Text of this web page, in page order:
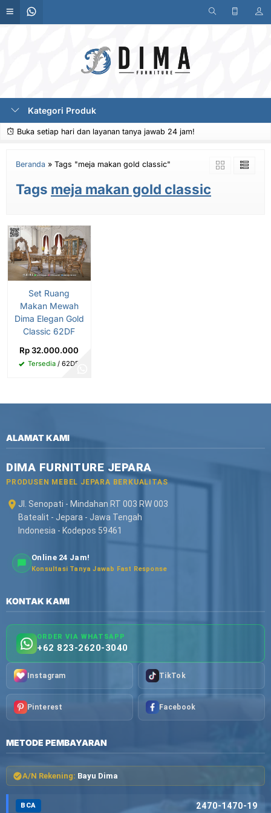
Kategori Produk
Buka setiap hari dan layanan tanya jawab 24 jam!
Beranda » Tags "meja makan gold classic"
Tags meja makan gold classic
Set Ruang
Makan Mewah
Dima Elegan Gold
Classic 62DF
Rp 32.000.000
Tersedia / 62DF
ALAMAT KAMI
DIMA FURNITURE JEPARA
PRODUSEN MEBEL JEPARA BERKUALITAS
Jl. Senopati - Mindahan RT 003 RW 003
Batealit - Jepara - Jawa Tengah
Indonesia - Kodepos 59461
Online 24 Jam!
Konsultasi Tanya Jawab Fast Response
KONTAK KAMI
ORDER VIA WHATSAPP
+62 823-2620-3040
Instagram TikTok
Pinterest Facebook
METODE PEMBAYARAN
A/N Rekening: Bayu Dima
BCA 2470-1470-19